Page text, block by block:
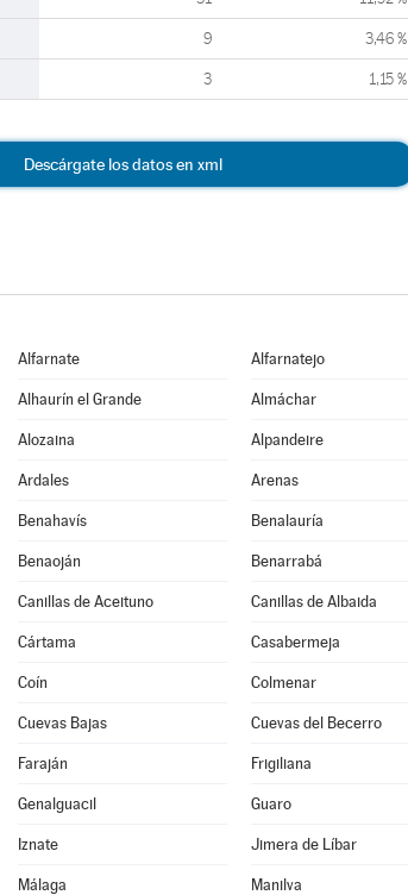
9 3,46 %
3 1,15 %
Descárgate los datos en xml
Alfarnate Alfarnatejo
Alhaurín el Grande Almáchar
Alozaina Alpandeire
Ardales Arenas
Benahavís Benalauría
Benaoján Benarrabá
Canillas de Aceituno Canillas de Albaida
Cártama Casabermeja
Coín Colmenar
Cuevas Bajas Cuevas del Becerro
Faraján Frigiliana
Genalguacil Guaro
Iznate Jimera de Líbar
Málaga Manilva